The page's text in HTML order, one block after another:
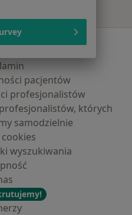
pacjentów
profesjonalistów
których
samodzielnie
wyszukiwania